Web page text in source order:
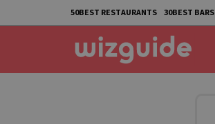
50BEST RESTAURANTS 30BEST BARS